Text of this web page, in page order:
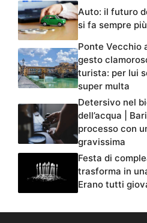
Auto: il futuro
si fa sempre
Ponte Vecchio
gesto
turista: per lui
super multa
Detersivo nel
dell’acqua |
processo con
gravissima
Festa di
trasforma in
Erano tutti